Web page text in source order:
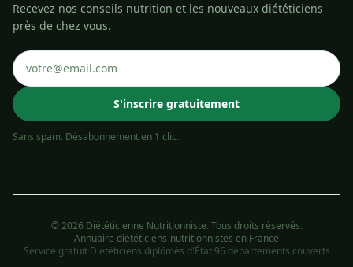
Recevez nos conseils nutrition et les nouveaux diététiciens
près de chez vous.
S'inscrire gratuitement
Sans spam. Désabonnement en 1 clic.
© 2026 Diététicienne Nutritionniste. Tous droits réservés.
Annuaire diététiciens-nutritionnistes en France
Service gratuit·Diététiciens diplômés d'État·96 départements couverts